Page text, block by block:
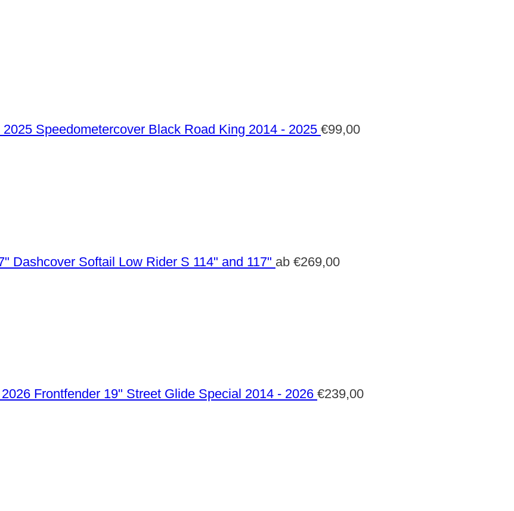
Speedometercover Black Road King 2014 - 2025 €99,00
Dashcover Softail Low Rider S 114" and 117" ab €269,00
Frontfender 19" Street Glide Special 2014 - 2026 €239,00